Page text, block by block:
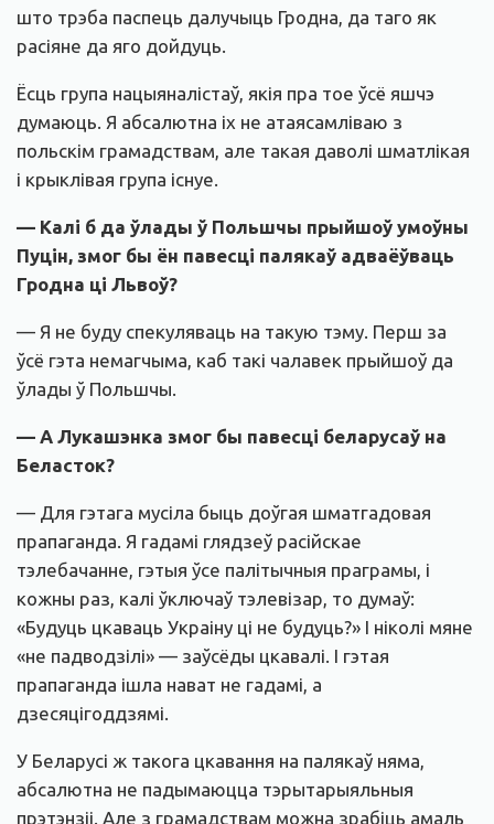
што трэба паспець далучыць Гродна, да таго як
расіяне да яго дойдуць.
Ёсць група нацыяналістаў, якія пра тое ўсё яшчэ
думаюць. Я абсалютна іх не атаясамліваю з
польскім грамадствам, але такая даволі шматлікая
і крыклівая група існуе.
— Калі б да ўлады ў Польшчы прыйшоў умоўны
Пуцін, змог бы ён павесці палякаў адваёўваць
Гродна ці Львоў?
— Я не буду спекуляваць на такую тэму. Перш за
ўсё гэта немагчыма, каб такі чалавек прыйшоў да
ўлады ў Польшчы.
— А Лукашэнка змог бы павесці беларусаў на
Беласток?
— Для гэтага мусіла быць доўгая шматгадовая
прапаганда. Я гадамі глядзеў расійскае
тэлебачанне, гэтыя ўсе палітычныя праграмы, і
кожны раз, калі ўключаў тэлевізар, то думаў:
«Будуць цкаваць Украіну ці не будуць?» І ніколі мяне
«не падводзілі» — заўсёды цкавалі. І гэтая
прапаганда ішла нават не гадамі, а
дзесяцігоддзямі.
У Беларусі ж такога цкавання на палякаў няма,
абсалютна не падымаюцца тэрытарыяльныя
прэтэнзіі. Але з грамадствам можна зрабіць амаль